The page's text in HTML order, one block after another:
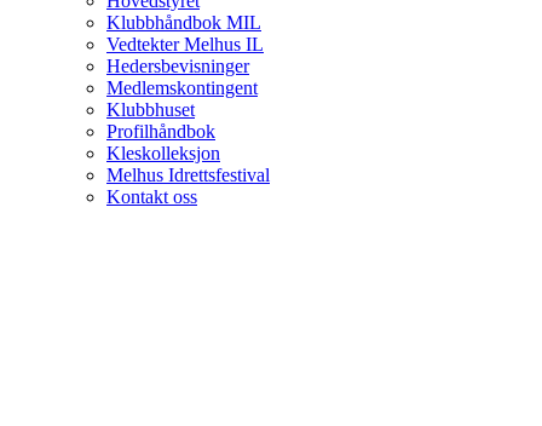
Klubbhåndbok MIL
Vedtekter Melhus IL
Hedersbevisninger
Medlemskontingent
Klubbhuset
Profilhåndbok
Kleskolleksjon
Melhus Idrettsfestival
Kontakt oss